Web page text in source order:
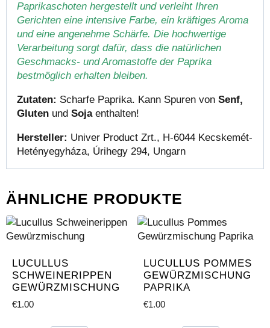
Paprikaschoten hergestellt und verleiht Ihren
Gerichten eine intensive Farbe, ein kräftiges Aroma
und eine angenehme Schärfe. Die hochwertige
Verarbeitung sorgt dafür, dass die natürlichen
Geschmacks- und Aromastoffe der Paprika
bestmöglich erhalten bleiben.
Zutaten: Scharfe Paprika. Kann Spuren von Senf,
Gluten und Sojaenthalten!
Hersteller: Univer Product Zrt., H-6044 Kecskemét-
Hetényegyháza, Úrihegy 294, Ungarn
ÄHNLICHE PRODUKTE
LUCULLUS
SCHWEINERIPPEN
GEWÜRZMISCHUNG
€1.00
LUCULLUS POMMES
GEWÜRZMISCHUNG
PAPRIKA
€1.00